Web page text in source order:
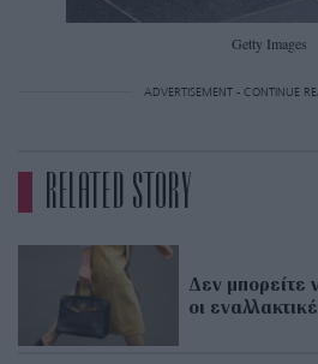
Getty Images
ADVERTISEMENT - CONTINUE
RELATED STORY
Δεν μπορείτε
οι